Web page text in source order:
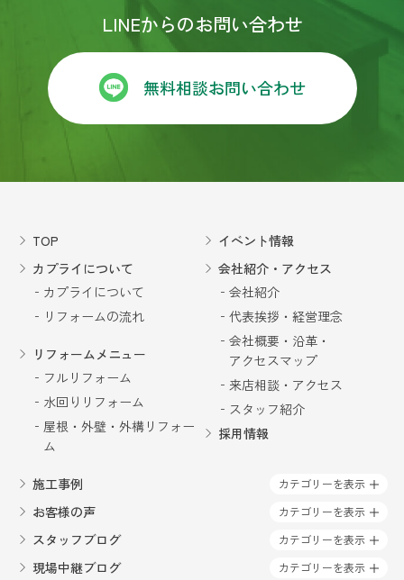
LINEからのお問い合わせ
無料相談お問い合わせ
TOP
カプライについて
カプライについて
リフォームの流れ
リフォームメニュー
フルリフォーム
水回りリフォーム
屋根・外壁・外構リフォー
ム
イベント情報
会社紹介・アクセス
会社紹介
代表挨拶・経営理念
会社概要・沿革・
アクセスマップ
来店相談・アクセス
スタッフ紹介
採用情報
施工事例 カテゴリーを表示
お客様の声 カテゴリーを表示
スタッフブログ カテゴリーを表示
現場中継ブログ カテゴリーを表示